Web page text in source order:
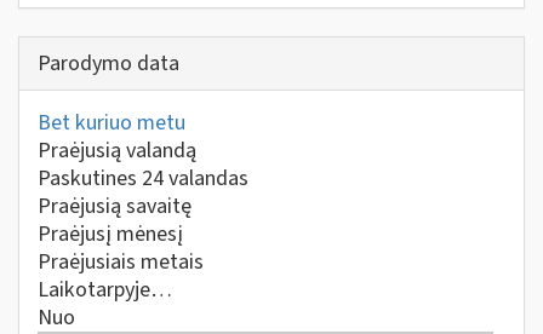
Parodymo data
Bet kuriuo metu
Praėjusią valandą
Paskutines 24 valandas
Praėjusią savaitę
Praėjusį mėnesį
Praėjusiais metais
Laikotarpyje…
Nuo